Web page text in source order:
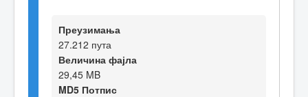
Преузимања
27.212 пута
Величина фајла
29,45 MB
MD5 Потпис